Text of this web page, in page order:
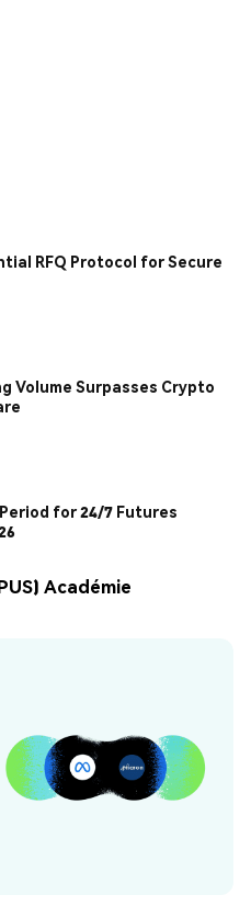
RFQ Protocol for Secure
Volume Surpasses Crypto
for 24/7 Futures
Académie